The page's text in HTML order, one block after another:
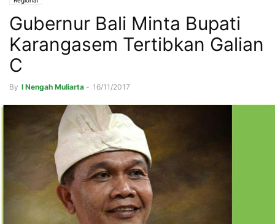
Gubernur Bali Minta Bupati
Karangasem Tertibkan Galian
C
By I Nengah Muliarta - 16/11/2017